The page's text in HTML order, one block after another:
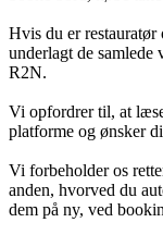
Hvis du er restauratør
underlagt de
R2N.
Vi opfordrer til, at
platforme og ønsker
Vi forbeholder os
anden, hvorved du
dem på ny, ved